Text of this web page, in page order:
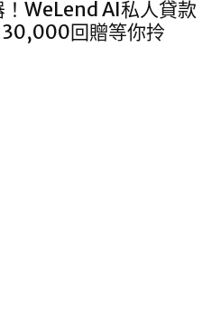
WeLend AI私人貸款
回贈等你拎